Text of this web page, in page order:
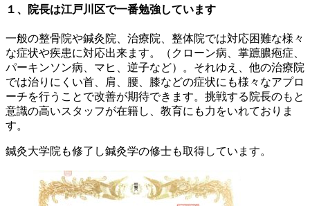
１、院長は江戸川区で一番勉強しています
一般の整骨院や鍼灸院、治療院、整体院では対応困難な様々
な症状や疾患に対応出来ます。（クローン病、掌蹠膿疱症、
パーキンソン病、マヒ、逆子など）。それゆえ、他の治療院
では治りにくい首、肩、腰、膝などの症状にも様々なアプロ
ーチを行うことで改善が期待できます。挑戦する院長のもと
意識の高いスタッフが在籍し、教育にも力をいれておりま
す。
鍼灸大学院も修了し鍼灸学の修士も取得しています。